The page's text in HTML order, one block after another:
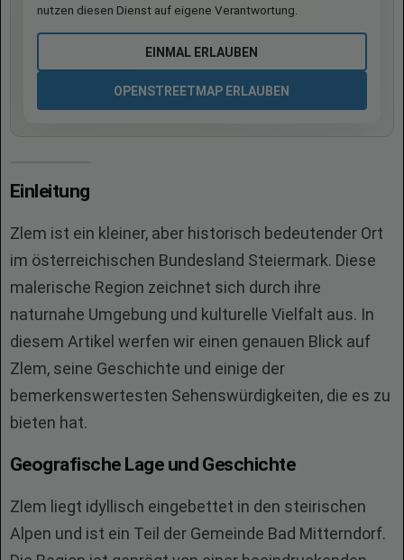
nutzen diesen Dienst auf eigene Verantwortung.
EINMAL ERLAUBEN
OPENSTREETMAP ERLAUBEN
Einleitung
Zlem ist ein kleiner, aber historisch bedeutender Ort
im österreichischen Bundesland Steiermark. Diese
malerische Region zeichnet sich durch ihre
naturnahe Umgebung und kulturelle Vielfalt aus. In
diesem Artikel werfen wir einen genauen Blick auf
Zlem, seine Geschichte und einige der
bemerkenswertesten Sehenswürdigkeiten, die es zu
bieten hat.
Geografische Lage und Geschichte
Zlem liegt idyllisch eingebettet in den steirischen
Alpen und ist ein Teil der Gemeinde Bad Mitterndorf.